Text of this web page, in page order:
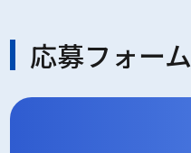
応募フォーム